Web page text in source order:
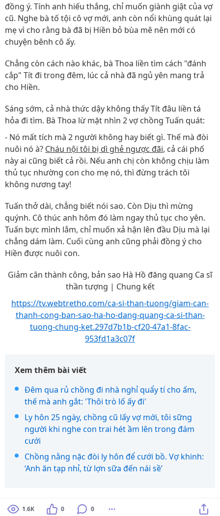
đồng ý. Tính anh hiếu thắng, chỉ muốn giành giật của vợ
cũ. Nghe bà tố tội cô vợ mới, anh còn nổi khùng quát lại
mẹ vì cho rằng bà đã bị Hiền bỏ bùa mê nên mới có
chuyện bênh cô ấy.
Chẳng còn cách nào khác, bà Thoa liền tìm cách "đánh
cắp" Tít đi trong đêm, lúc cả nhà đã ngủ yên mang trả
cho Hiền.
Sáng sớm, cả nhà thức dậy không thấy Tít đâu liền tá
hỏa đi tìm. Bà Thoa lừ mặt nhìn 2 vợ chồng Tuấn quát:
- Nó mất tích mà 2 người không hay biết gì. Thế mà đòi
nuôi nó à? Cháu nội tôi bị dì ghẻ ngược đãi, cả cái phố
này ai cũng biết cả rồi. Nếu anh chị còn không chịu làm
thủ tục nhường con cho mẹ nó, thì đừng trách tôi
không nương tay!
Tuấn thở dài, chẳng biết nói sao. Còn Dịu thì mừng
quýnh. Cô thúc anh hôm đó làm ngay thủ tục cho yên.
Tuấn bực mình lắm, chỉ muốn xả hận lên đầu Dịu mà lại
chẳng dám làm. Cuối cùng anh cũng phải đồng ý cho
Hiền được nuôi con.
Giảm cân thành công, bản sao Hà Hồ đăng quang Ca sĩ
thần tượng | Chung kết
https://tv.webtretho.com/ca-si-than-tuong/giam-can-
thanh-cong-ban-sao-ha-ho-dang-quang-ca-si-than-
tuong-chung-ket.297d7b1b-cf20-47a1-8fac-
953fd1a3c07f
Xem thêm bài viết
Đêm qua rủ chồng đi nhà nghỉ quẩy tí cho ấm,
thế mà anh gắt: 'Thôi trò lố ấy đi'
Ly hôn 25 ngày, chồng cũ lấy vợ mới, tôi sững
người khi nghe con trai hét ầm lên trong đám
cưới
Chồng nằng nặc đòi ly hôn để cưới bồ. Vợ khinh:
‘Anh ăn tạp nhỉ, từ lợn sữa đến nái sề’
1.6K 0 0